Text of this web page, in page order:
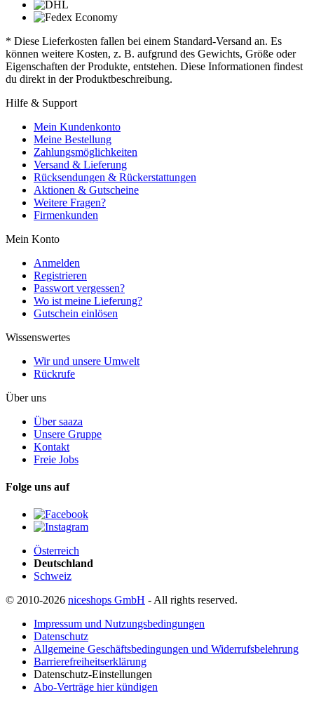
* Diese Lieferkosten fallen bei einem Standard-Versand an. Es
können weitere Kosten, z. B. aufgrund des Gewichts, Größe oder
Eigenschaften der Produkte, entstehen. Diese Informationen findest
du direkt in der Produktbeschreibung.
Hilfe & Support
Mein Kundenkonto
Meine Bestellung
Zahlungsmöglichkeiten
Versand & Lieferung
Rücksendungen & Rückerstattungen
Aktionen & Gutscheine
Weitere Fragen?
Firmenkunden
Mein Konto
Anmelden
Registrieren
Passwort vergessen?
Wo ist meine Lieferung?
Gutschein einlösen
Wissenswertes
Wir und unsere Umwelt
Rückrufe
Über uns
Über saaza
Unsere Gruppe
Kontakt
Freie Jobs
Folge uns auf
Österreich
Deutschland
Schweiz
© 2010-2026 niceshops GmbH - All rights reserved.
Impressum und Nutzungsbedingungen
Datenschutz
Allgemeine Geschäftsbedingungen und Widerrufsbelehrung
Barrierefreiheitserklärung
Datenschutz-Einstellungen
Abo-Verträge hier kündigen